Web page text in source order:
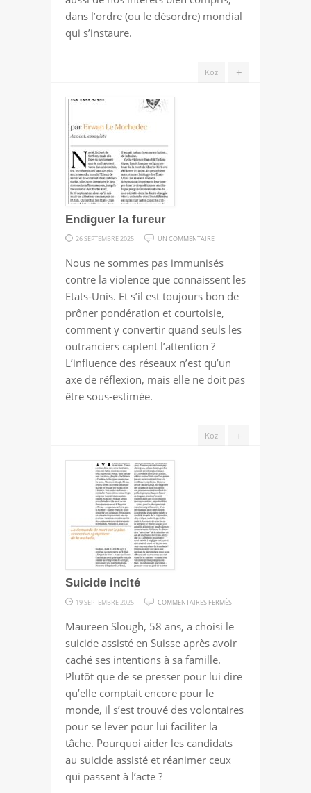
dans l’ordre (ou le désordre) mondial
qui s’instaure.
+
Koz
Endiguer la fureur
26 SEPTEMBRE 2025 UN COMMENTAIRESUR
LA
FUREUR
Nous ne sommes pas immunisés
contre la violence que connaissent les
Etats-Unis. Et s’il est toujours bon de
prôner pondération et courtoisie,
comment y convertir quand seuls les
outranciers captent l’attention ?
L’influence des réseaux n’est qu’un
axe de réflexion, mais elle ne doit pas
être sous-estimée.
+
Koz
Suicide incité
19 SEPTEMBRE 2025 COMMENTAIRES FERMÉS
INCITÉ
Maureen Slough, 58 ans, a choisi le
suicide assisté en Suisse après avoir
caché ses intentions à sa famille.
Plutôt que de se presser pour lui dire
qu’elle comptait encore pour le
monde, il s’est trouvé des volontaires
pour se lever pour lui faciliter la
tâche. Pourquoi aider les candidats
au suicide assisté et réanimer ceux
qui passent à l’acte ?